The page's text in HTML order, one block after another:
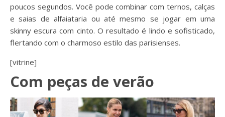
poucos segundos. Você pode combinar com ternos, calças
e saias de alfaiataria ou até mesmo se jogar em uma
skinny escura com cinto. O resultado é lindo e sofisticado,
flertando com o charmoso estilo das parisienses.
[vitrine]
Com peças de verão